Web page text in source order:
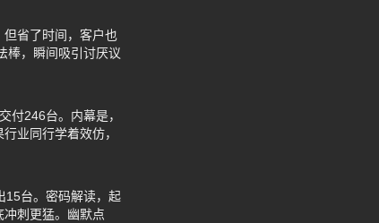
省了时间，客户也
棒，瞬间吸引讨厌议
付246台。内幕是，
业同行学着效仿，
15台。密码解读，起
刺更猛。幽默点